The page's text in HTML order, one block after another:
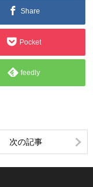
Share
Pocket
feedly
次の記事